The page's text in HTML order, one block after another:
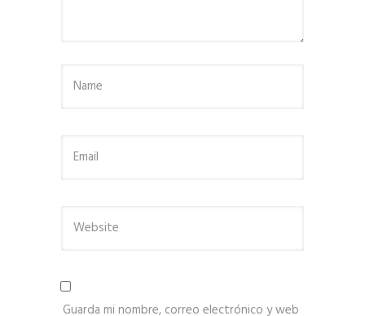
Guarda mi nombre, correo electrónico y web